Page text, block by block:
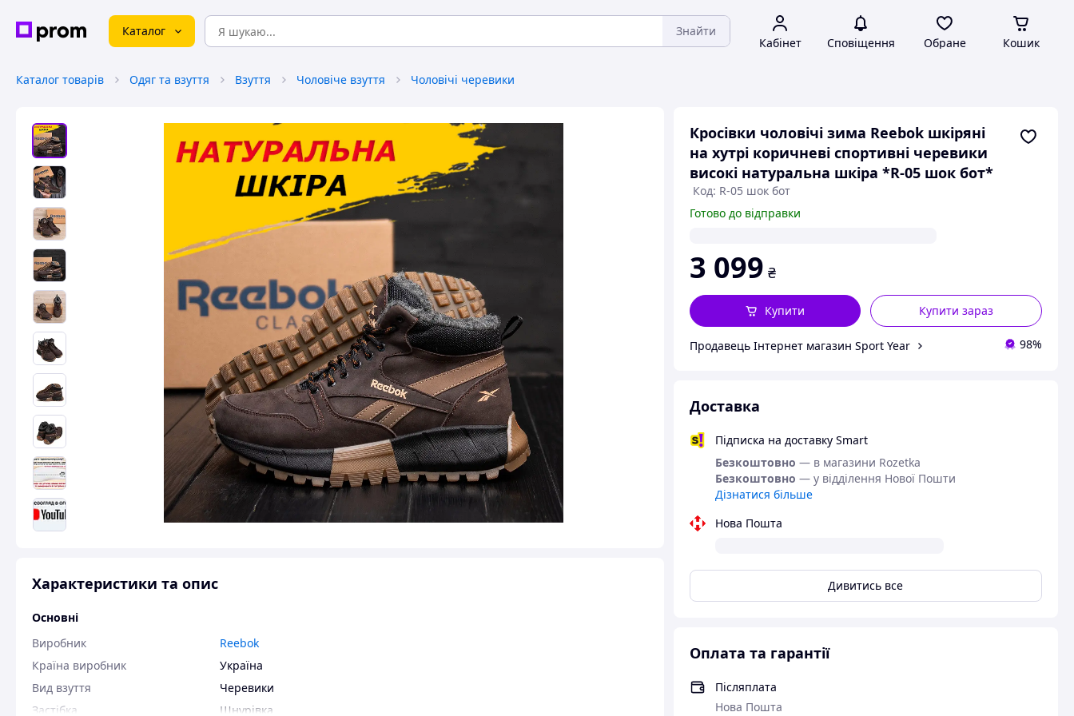
Каталог Знайти
Кабінет Сповіщення Обране Кошик
Каталог товарів Одяг та взуття Взуття Чоловіче взуття Чоловічі черевики
Кросівки чоловічі зима Reebok шкіряні
на хутрі коричневі спортивні черевики
високі натуральна шкіра *R-05 шок бот*
Код: R-05 шок бот
Готово до відправки
3 099 ₴
Купити зараз
Купити
Продавець Інтернет магазин Sport Year 98%
Доставка
Підписка на доставку Smart
Безкоштовно — в магазини Rozetka
Безкоштовно — у відділення Нової Пошти
Дізнатися більше
Нова Пошта
Дивитись все
Оплата та гарантії
Післяплата
Нова Пошта
Характеристики та опис
Основні
Виробник
Reebok
Країна виробник
Україна
Вид взуття
Черевики
Застібка
Шнурівка